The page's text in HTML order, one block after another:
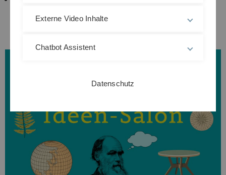
Externe Video Inhalte
Chatbot Assistent
Datenschutz